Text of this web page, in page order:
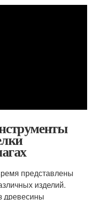
представлены
изделий.
древесины